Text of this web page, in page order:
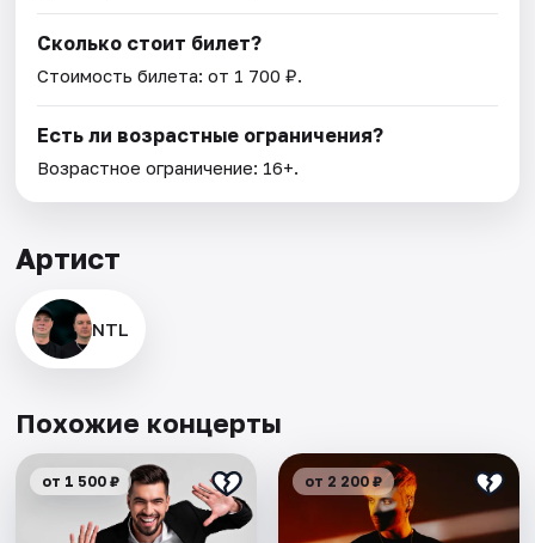
Сколько стоит билет?
Стоимость билета: от 1 700 ₽.
Есть ли возрастные ограничения?
Возрастное ограничение: 16+.
Артист
NTL
Похожие концерты
от 1 500 ₽ от 2 200 ₽